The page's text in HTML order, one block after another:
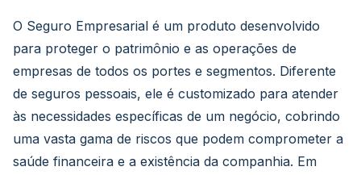
O Seguro Empresarial é um produto desenvolvido
para proteger o patrimônio e as operações de
empresas de todos os portes e segmentos. Diferente
de seguros pessoais, ele é customizado para atender
às necessidades específicas de um negócio, cobrindo
uma vasta gama de riscos que podem comprometer a
saúde financeira e a existência da companhia. Em